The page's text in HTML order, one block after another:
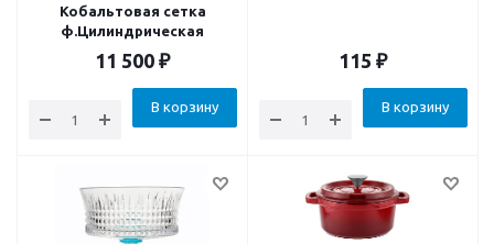
Кобальтовая сетка
ф.Цилиндрическая
11 500 ₽
В корзину
115 ₽
В корзину